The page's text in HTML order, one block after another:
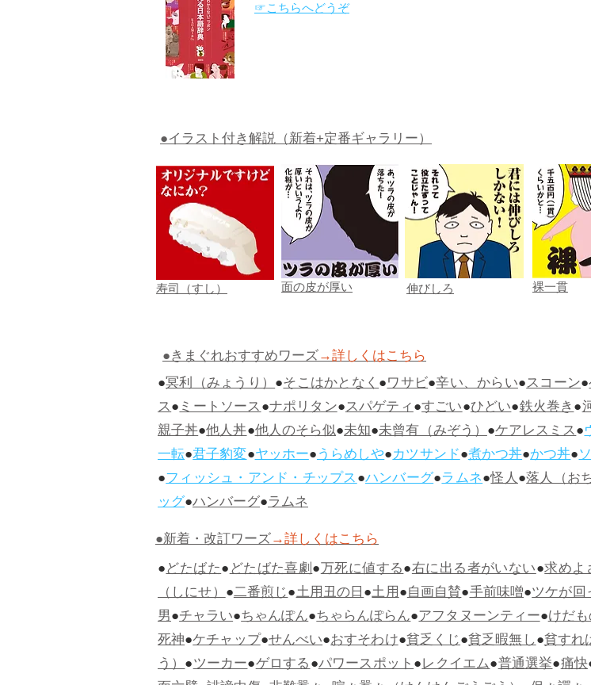
☞こちらへどうぞ
●イラスト付き解説（新着+定番ギャラリー）
寿司（すし） 面の皮が厚い 伸びしろ 裸一貫
●きまぐれおすすめワーズ→詳しくはこちら
●冥利（みょうり）●そこはかとなく●ワサビ●辛い、からい●スコーン●
ス●ミートソース●ナポリタン●スパゲティ●すごい●ひどい●鉄火巻き●
親子丼●他人丼●他人のそら似●未知●未曾有（みぞう）●ケアレスミス●
一転●君子豹変●ヤッホー●うらめしや●カツサンド●煮かつ丼●かつ丼●
●フィッシュ・アンド・チップス●ハンバーグ●ラムネ●怪人●落人（お
ッグ●ハンバーグ●ラムネ
●新着・改訂ワーズ→詳しくはこちら
●どたばた●どたばた喜劇●万死に値する●右に出る者がいない●求めよ
（しにせ）●二番煎じ●土用丑の日●土用●自画自賛●手前味噌●ツケが
男●チャラい●ちゃんぽん●ちゃらんぽらん●アフタヌーンティー●けだ
死神●ケチャップ●せんべい●おすそわけ●貧乏くじ●貧乏暇無し●貧すれ
う）●ツーカー●ゲロする●パワースポット●レクイエム●普通選挙●痛快